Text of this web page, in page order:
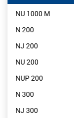
NU 1000 M
N 200
NJ 200
NU 200
NUP 200
N 300
NJ 300